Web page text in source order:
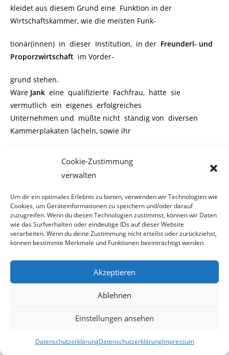
Cookie-Zustimmung
verwalten
Um dir ein optimales Erlebnis zu bieten, verwenden wir Technologien wie
Cookies, um Geräteinformationen zu speichern und/oder darauf
zuzugreifen. Wenn du diesen Technologien zustimmst, können wir Daten
wie das Surfverhalten oder eindeutige IDs auf dieser Website
verarbeiten. Wenn du deine Zustimmung nicht erteilst oder zurückziehst,
können bestimmte Merkmale und Funktionen beeinträchtigt werden.
Akzeptieren
Ablehnen
Einstellungen ansehen
DatenschutzerklärungDatenschutzerklärungImpressum
kleidet aus diesem Grund eine Funktion in der
Wirtschaftskammer, wie die meisten Funk-
tionär(innen) in dieser Institution, in der Freunderl- und
Proporzwirtschaft im Vorder-
grund stehen.
Wäre Jank eine qualifizierte Fachfrau, hätte sie
vermutlich ein eigenes erfolgreiches
Unternehmen und müßte nicht ständig von diversen
Kammerplakaten lächeln, sowie ihr
Wirtschaftskammer Wien einen
Untersuchungsausschuss in dieser Causa ablehnt und
die Angelegenheit nach einem
Vier-Augen-Prinzip besprechen will. Wäre ja auch peinlich,
wenn auffliegen würde wohin
geflossen sind.
Konnten die Roten nicht
Präsident des SWV Wien LAbg. Fritz